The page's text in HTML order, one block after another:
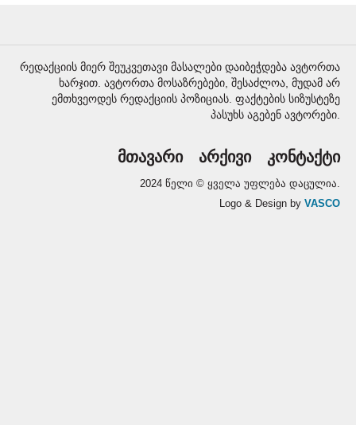
რედაქციის მიერ შეუკვეთავი მასალები დაიბეჭდება ავტორთა
ხარჯით. ავტორთა მოსაზრებები, შესაძლოა, მუდამ არ
ემთხვეოდეს რედაქციის პოზიციას. ფაქტების სიზუსტეზე
პასუხს აგებენ ავტორები.
მთავარი არქივი კონტაქტი
2024 წელი © ყველა უფლება დაცულია.
Logo & Design by VASCO